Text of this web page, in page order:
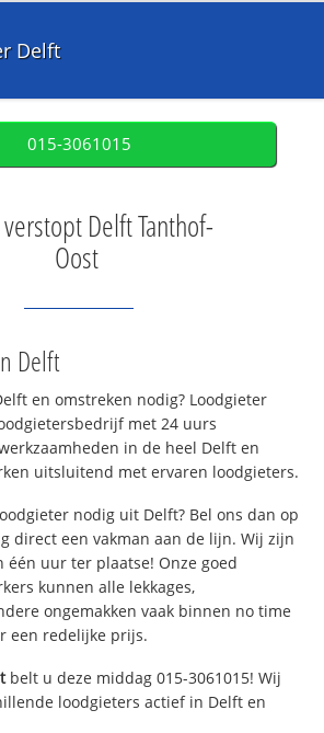
Delft
015-3061015
Delft Tanthof-
Oost
Delft
en omstreken nodig? Loodgieter
met 24 uurs
in de heel Delft en
uitsluitend met ervaren loodgieters.
nodig uit Delft? Bel ons dan op
direct een vakman aan de lijn. Wij zijn
uur ter plaatse! Onze goed
kunnen alle lekkages,
ongemakken vaak binnen no time
een redelijke prijs.
belt u deze middag 015-3061015! Wij
loodgieters actief in Delft en